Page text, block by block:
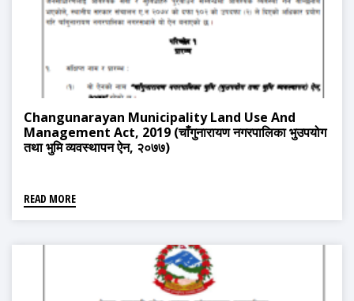
Changunarayan Municipality Land Use And
Management Act, 2019 (चाँगुनारायण नगरपालिका भुउपयोग
तथा भुमि व्यवस्थापन ऐन, २०७७)
READ MORE